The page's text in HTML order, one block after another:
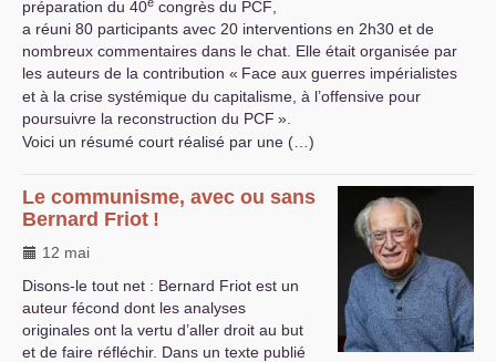
préparation du 40
congrès du PCF
a réuni 80 participants avec 20 interventions en 2h30 et de
nombreux commentaires dans le chat. Elle était organisée par
les auteurs de la contribution « Face aux guerres impérialistes
et à la crise systémique du capitalisme, à l’offensive pour
poursuivre la reconstruction du PCF ».
Voici un résumé court réalisé par une (…)
Le communisme, avec ou sans
Bernard Friot !
12 mai
Disons-le tout net : Bernard Friot est un
auteur fécond dont les analyses
originales ont la vertu d’aller droit au but
et de faire réfléchir. Dans un texte publié